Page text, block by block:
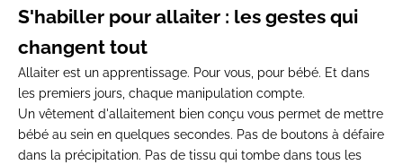
S'habiller pour allaiter : les gestes qui
changent tout
Allaiter est un apprentissage. Pour vous, pour bébé. Et dans
les premiers jours, chaque manipulation compte.
Un vêtement d'allaitement bien conçu vous permet de mettre
bébé au sein en quelques secondes. Pas de boutons à défaire
dans la précipitation. Pas de tissu qui tombe dans tous les